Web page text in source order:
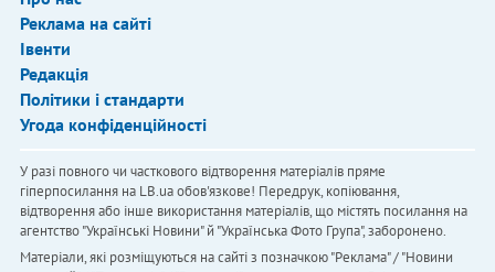
Реклама на сайті
Івенти
Редакція
Політики і стандарти
Угода конфіденційності
У разі повного чи часткового відтворення матеріалів пряме
гіперпосилання на LB.ua обов'язкове! Передрук, копіювання,
відтворення або інше використання матеріалів, що містять посилання на
агентство "Українськi Новини" й "Українська Фото Група", заборонено.
Матеріали, які розміщуються на сайті з позначкою "Реклама" / "Новини